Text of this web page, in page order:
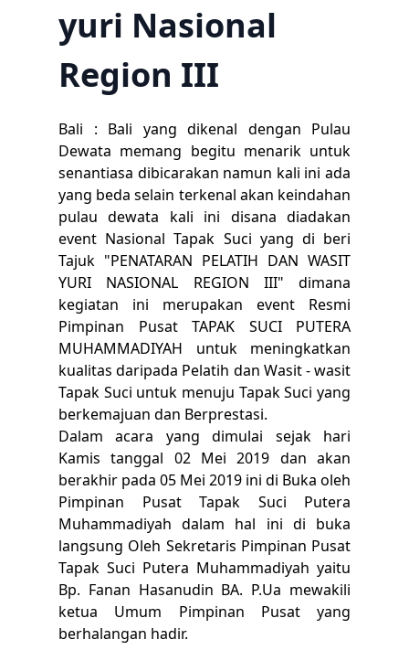
yuri Nasional
Region III
Bali : Bali yang dikenal dengan Pulau
Dewata memang begitu menarik untuk
senantiasa dibicarakan namun kali ini ada
yang beda selain terkenal akan keindahan
pulau dewata kali ini disana diadakan
event Nasional Tapak Suci yang di beri
Tajuk "PENATARAN PELATIH DAN WASIT
YURI NASIONAL REGION III" dimana
kegiatan ini merupakan event Resmi
Pimpinan Pusat TAPAK SUCI PUTERA
MUHAMMADIYAH untuk meningkatkan
kualitas daripada Pelatih dan Wasit - wasit
Tapak Suci untuk menuju Tapak Suci yang
berkemajuan dan Berprestasi.
Dalam acara yang dimulai sejak hari
Kamis tanggal 02 Mei 2019 dan akan
berakhir pada 05 Mei 2019 ini di Buka oleh
Pimpinan Pusat Tapak Suci Putera
Muhammadiyah dalam hal ini di buka
langsung Oleh Sekretaris Pimpinan Pusat
Tapak Suci Putera Muhammadiyah yaitu
Bp. Fanan Hasanudin BA. P.Ua mewakili
ketua Umum Pimpinan Pusat yang
berhalangan hadir.